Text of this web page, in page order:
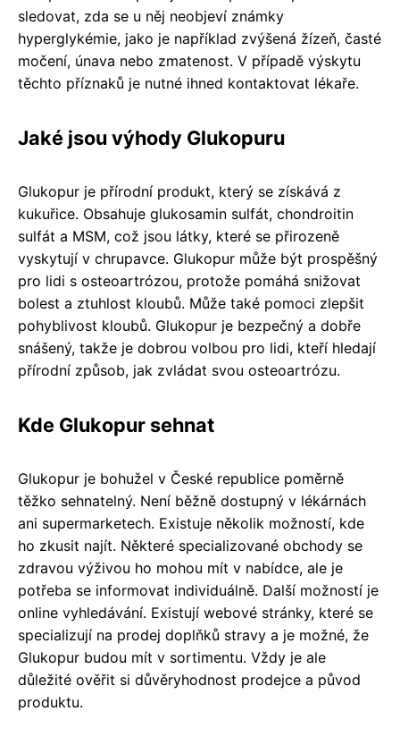
sledovat, zda se u něj neobjeví známky
hyperglykémie, jako je například zvýšená žízeň, časté
močení, únava nebo zmatenost. V případě výskytu
těchto příznaků je nutné ihned kontaktovat lékaře.
Jaké jsou výhody Glukopuru
Glukopur je přírodní produkt, který se získává z
kukuřice. Obsahuje glukosamin sulfát, chondroitin
sulfát a MSM, což jsou látky, které se přirozeně
vyskytují v chrupavce. Glukopur může být prospěšný
pro lidi s osteoartrózou, protože pomáhá snižovat
bolest a ztuhlost kloubů. Může také pomoci zlepšit
pohyblivost kloubů. Glukopur je bezpečný a dobře
snášený, takže je dobrou volbou pro lidi, kteří hledají
přírodní způsob, jak zvládat svou osteoartrózu.
Kde Glukopur sehnat
Glukopur je bohužel v České republice poměrně
těžko sehnatelný. Není běžně dostupný v lékárnách
ani supermarketech. Existuje několik možností, kde
ho zkusit najít. Některé specializované obchody se
zdravou výživou ho mohou mít v nabídce, ale je
potřeba se informovat individuálně. Další možností je
online vyhledávání. Existují webové stránky, které se
specializují na prodej doplňků stravy a je možné, že
Glukopur budou mít v sortimentu. Vždy je ale
důležité ověřit si důvěryhodnost prodejce a původ
produktu.